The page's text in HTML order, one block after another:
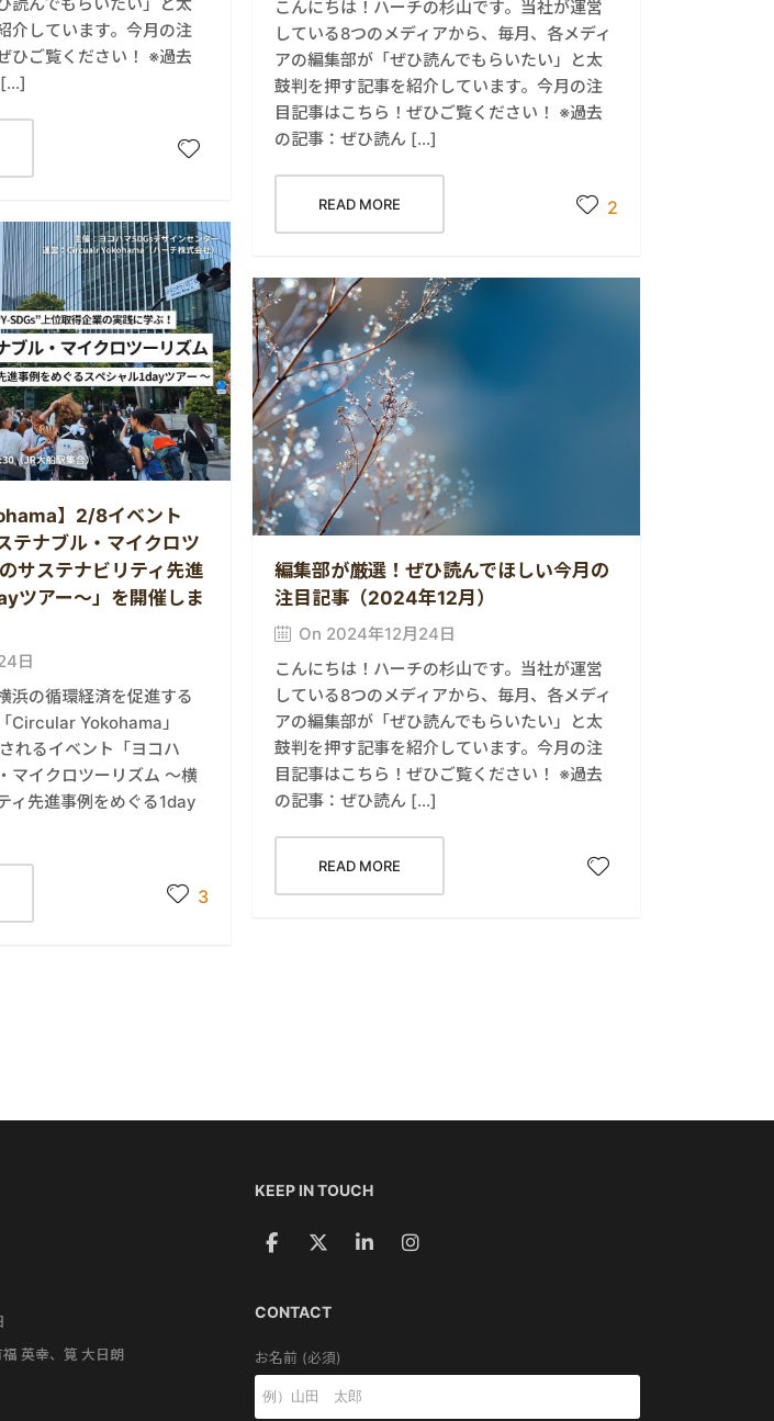
読んでもらいたい」と太
介しています。今月の注
ひご覧ください！ ※過去
[…]
こんにちは！ハーチの杉山です。当社が運営
している8つのメディアから、毎月、各メディ
アの編集部が「ぜひ読んでもらいたい」と太
鼓判を押す記事を紹介しています。今月の注
目記事はこちら！ぜひご覧ください！ ※過去
の記事：ぜひ読ん […]
READ MORE 2
】2/8イベント
テナブル・マイクロツ
サステナビリティ先進
ツアー～」を開催しま
日
浜の循環経済を促進する
Circular Yokohama」
れるイベント「ヨコハ
マイクロツーリズム ～横
ィ先進事例をめぐる1day
3
編集部が厳選！ぜひ読んでほしい今月の
注目記事（2024年12月）
On 2024年12月24日
こんにちは！ハーチの杉山です。当社が運営
している8つのメディアから、毎月、各メディ
アの編集部が「ぜひ読んでもらいたい」と太
鼓判を押す記事を紹介しています。今月の注
目記事はこちら！ぜひご覧ください！ ※過去
の記事：ぜひ読ん […]
READ MORE
英幸、筧 大日朗
KEEP IN TOUCH
CONTACT
お名前 (必須)